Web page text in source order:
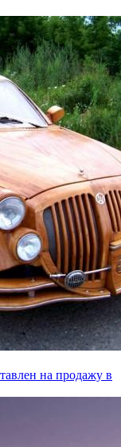
на продажу в